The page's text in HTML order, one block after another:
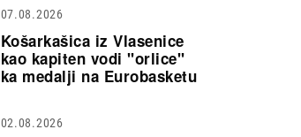
07.08.2026
Košarkašica iz Vlasenice
kao kapiten vodi "orlice"
ka medalji na Eurobasketu
02.08.2026